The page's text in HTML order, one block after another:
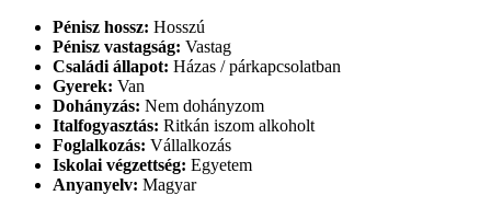
Pénisz hossz: Hosszú
Pénisz vastagság: Vastag
Családi állapot: Házas / párkapcsolatban
Gyerek: Van
Dohányzás: Nem dohányzom
Italfogyasztás: Ritkán iszom alkoholt
Foglalkozás: Vállalkozás
Iskolai végzettség: Egyetem
Anyanyelv: Magyar